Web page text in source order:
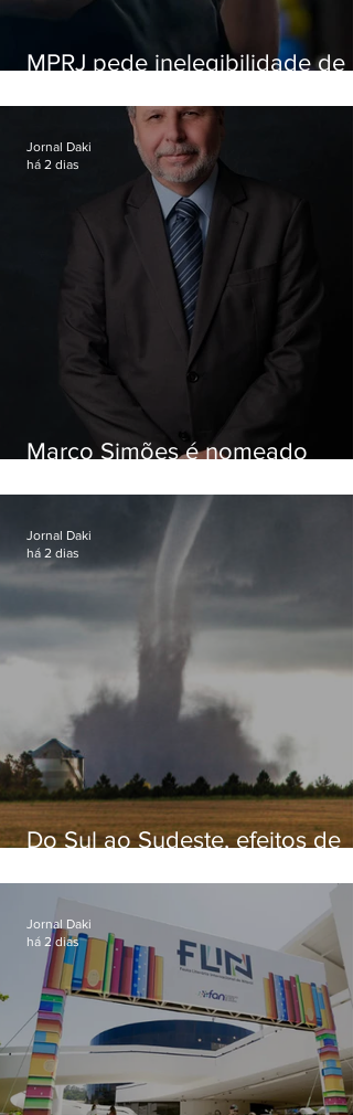
MPRJ pede inelegibilidade de
Marco Simões é nomeado
Jornal Daki
há 2 dias
Do Sul ao Sudeste, efeitos de
apreensão na população
Jornal Daki
há 2 dias
Jornal Daki
há 2 dias